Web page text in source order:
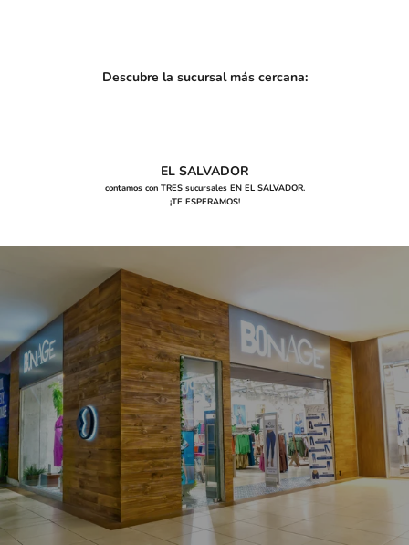
Descubre la sucursal más cercana:
EL SALVADOR
contamos con TRES sucursales EN EL SALVADOR.
¡TE ESPERAMOS!